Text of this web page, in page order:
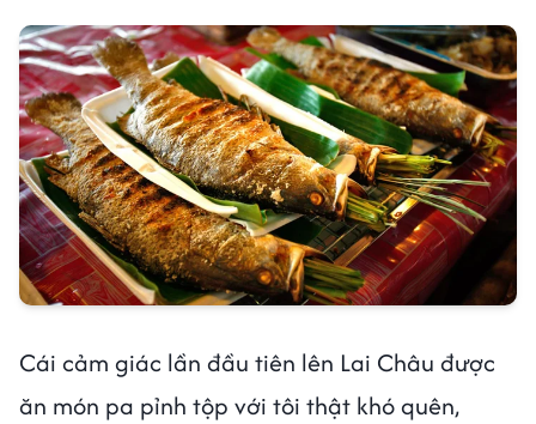
Cái cảm giác lần đầu tiên lên Lai Châu được
ăn món pa pỉnh tộp với tôi thật khó quên,